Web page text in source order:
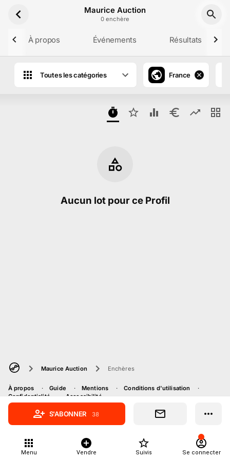
Maurice Auction
0 enchère
À propos Événements Résultats
Toutes les catégories France
Aucun lot pour ce Profil
Maurice Auction Enchères
À propos Guide Mentions
Conditions d'utilisation
Confidentialité
Accessibilité
S'ABONNER 38
Menu Vendre Suivis Se connecter